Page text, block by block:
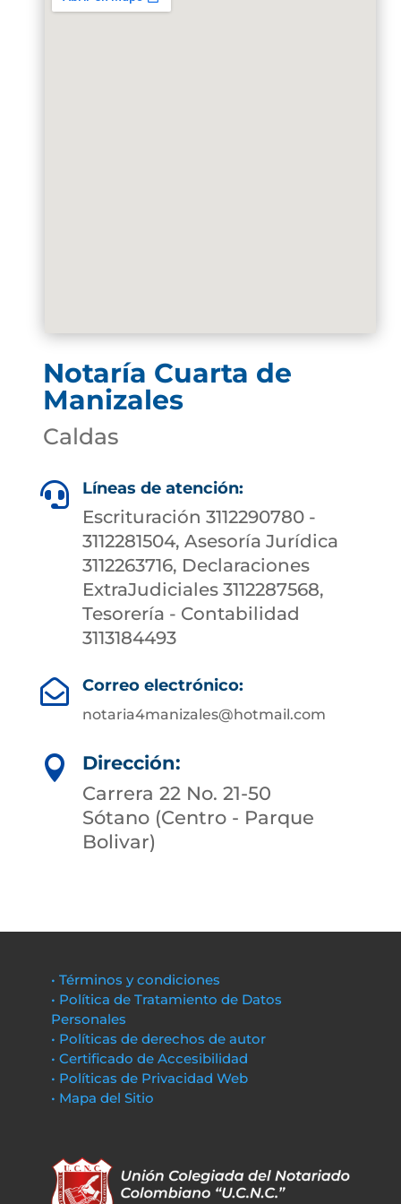
Notaría Cuarta de
Manizales
Caldas
 Líneas de atención:
Escrituración 3112290780 -
3112281504, Asesoría Jurídica
3112263716, Declaraciones
ExtraJudiciales 3112287568,
Tesorería - Contabilidad
3113184493
 Correo electrónico:
notaria4manizales@hotmail.com

Dirección:
Carrera 22 No. 21-50
Sótano (Centro - Parque
Bolivar)
• Términos y condiciones
• Política de Tratamiento de Datos
Personales
• Políticas de derechos de autor
• Certificado de Accesibilidad
• Políticas de Privacidad Web
• Mapa del Sitio